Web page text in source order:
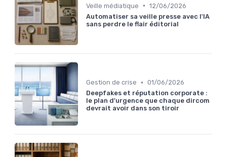
Veille médiatique • 12/06/2026
Automatiser sa veille presse avec l'IA
sans perdre le flair éditorial
Gestion de crise • 01/06/2026
Deepfakes et réputation corporate :
le plan d'urgence que chaque dircom
devrait avoir dans son tiroir